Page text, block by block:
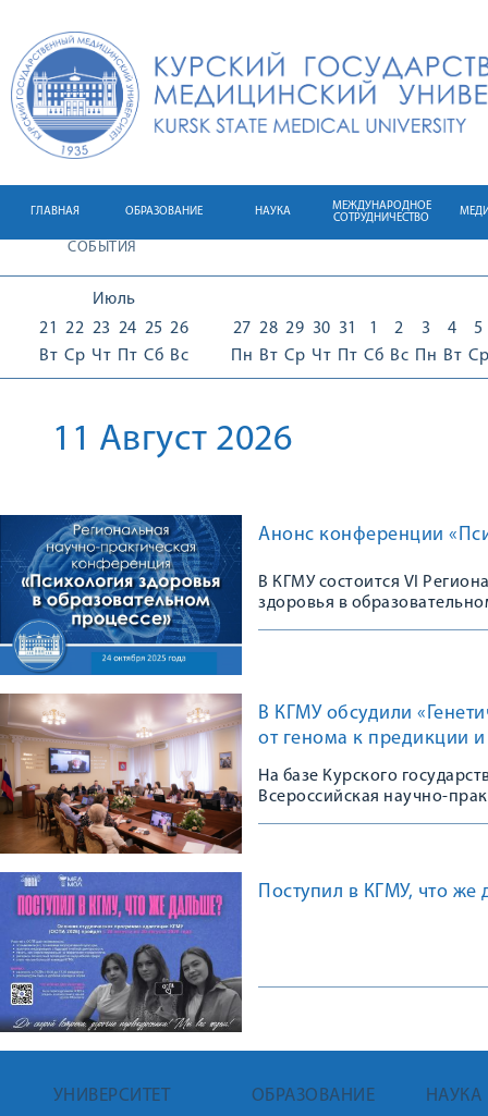
ГЛАВНАЯ ОБРАЗОВАНИЕ НАУКА
МЕЖДУНАРОДНОЕ
СОТРУДНИЧЕСТВО
СОБЫТИЯ
Июль
21
Вт
22
Ср
23
Чт
24
Пт
25
Сб
26
Вс
27
Пн
28
Вт
29
Ср
30
Чт
31
Пт
1
Сб
2
Вс
3
Пн
4
Вт
5
Ср
11 Август 2026
Анонс конференции
В КГМУ состоится VI
здоровья в
В КГМУ обсудили
от генома к предикции
На базе Курского
Всероссийская научно-
Поступил в КГМУ, что же
УНИВЕРСИТЕТ ОБРАЗОВАНИЕ НАУКА